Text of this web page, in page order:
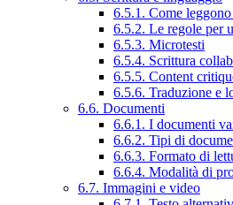
6.5.1. Come
6.5.2. Le regole per
6.5.3. Microtesti
6.5.4. Scrittura
6.5.5. Content
6.5.6. Traduzione e
6.6. Documenti
6.6.1. I documenti
6.6.2. Tipi di
6.6.3. Formato di
6.6.4. Modalità di
6.7. Immagini e video